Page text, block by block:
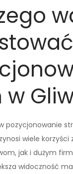
w
pozycjonowanie
wiele korzyści
jak i dużym
widoczność